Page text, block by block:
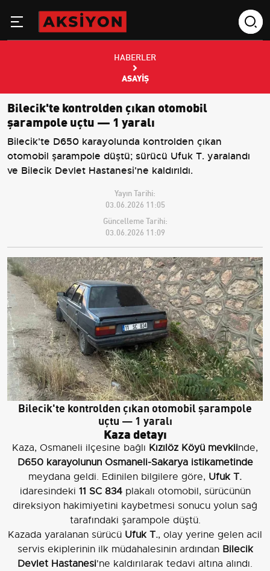
HABERLER
ASAYIŞ
Bilecik'te kontrolden çıkan otomobil
şarampole uçtu — 1 yaralı
Bilecik'te D650 karayolunda kontrolden çıkan
otomobil şarampole düştü; sürücü Ufuk T. yaralandı
ve Bilecik Devlet Hastanesi'ne kaldırıldı.
Yayın Tarihi:
03.06.2026 11:05
Güncelleme Tarihi:
03.06.2026 11:09
Bilecik'te kontrolden çıkan otomobil şarampole
uçtu — 1 yaralı
Kaza detayı
Kaza, Osmaneli ilçesine bağlı Kızılöz Köyü mevkiinde,
D650 karayolunun Osmaneli-Sakarya istikametinde
meydana geldi. Edinilen bilgilere göre, Ufuk T.
idaresindeki 11 SC 834plakalı otomobil, sürücünün
direksiyon hakimiyetini kaybetmesi sonucu yolun sağ
tarafındaki şarampole düştü.
Kazada yaralanan sürücü Ufuk T., olay yerine gelen acil
servis ekiplerinin ilk müdahalesinin ardından Bilecik
Devlet Hastanesi'ne kaldırılarak tedavi altına alındı.